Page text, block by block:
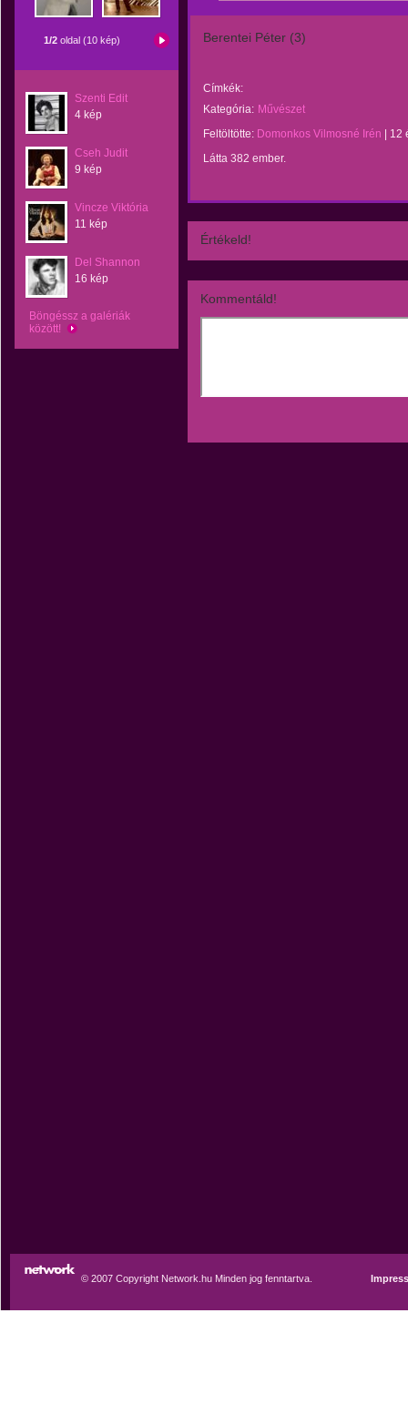
1/2 oldal (10 kép)
Szenti Edit
4 kép
Cseh Judit
9 kép
Vincze Viktória
11 kép
Del Shannon
16 kép
Böngéssz a galériák
között!
Berentei Péter (3)
Címkék:
Kategória: Művészet
Feltöltötte: Domonkos Vilmosné Irén
12
Látta 382 ember.
Értékeld!
Kommentáld!
© 2007 Copyright Network.hu Minden jog fenntartva.